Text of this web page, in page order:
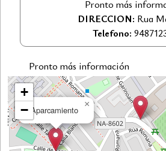
Pronto más
DIRECCION: Rua
Telefono:
Pronto más información
Aparcamiento
×
+
−